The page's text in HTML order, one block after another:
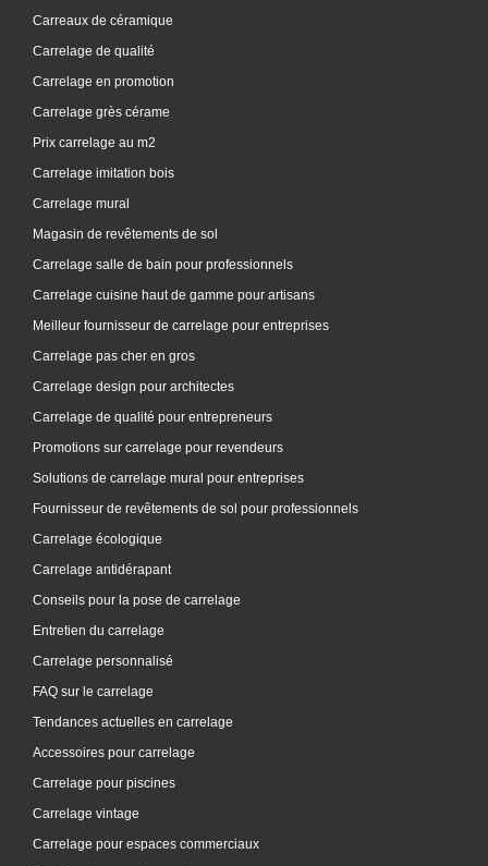
Carreaux de céramique
Carrelage de qualité
Carrelage en promotion
Carrelage grès cérame
Prix carrelage au m2
Carrelage imitation bois
Carrelage mural
Magasin de revêtements de sol
Carrelage salle de bain pour professionnels
Carrelage cuisine haut de gamme pour artisans
Meilleur fournisseur de carrelage pour entreprises
Carrelage pas cher en gros
Carrelage design pour architectes
Carrelage de qualité pour entrepreneurs
Promotions sur carrelage pour revendeurs
Solutions de carrelage mural pour entreprises
Fournisseur de revêtements de sol pour professionnels
Carrelage écologique
Carrelage antidérapant
Conseils pour la pose de carrelage
Entretien du carrelage
Carrelage personnalisé
FAQ sur le carrelage
Tendances actuelles en carrelage
Accessoires pour carrelage
Carrelage pour piscines
Carrelage vintage
Carrelage pour espaces commerciaux